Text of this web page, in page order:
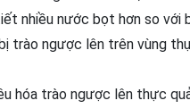
nhiều nước bọt hơn so với
trào ngược lên trên vùng
hóa trào ngược lên thực